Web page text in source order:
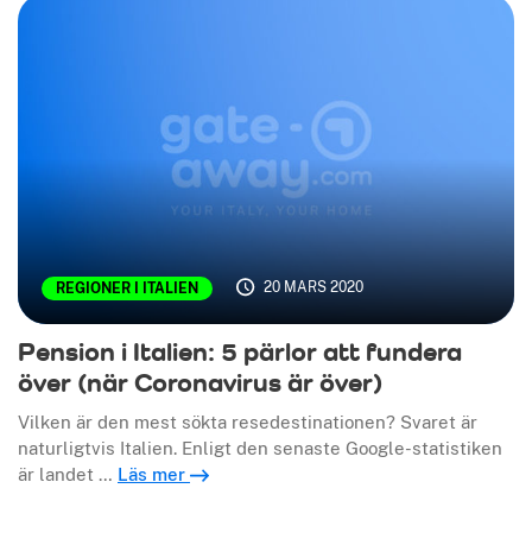
REGIONER I ITALIEN 20 MARS 2020
Pension i Italien: 5 pärlor att fundera
över (när Coronavirus är över)
Vilken är den mest sökta resedestinationen? Svaret är
naturligtvis Italien. Enligt den senaste Google-statistiken
är landet … Läs mer